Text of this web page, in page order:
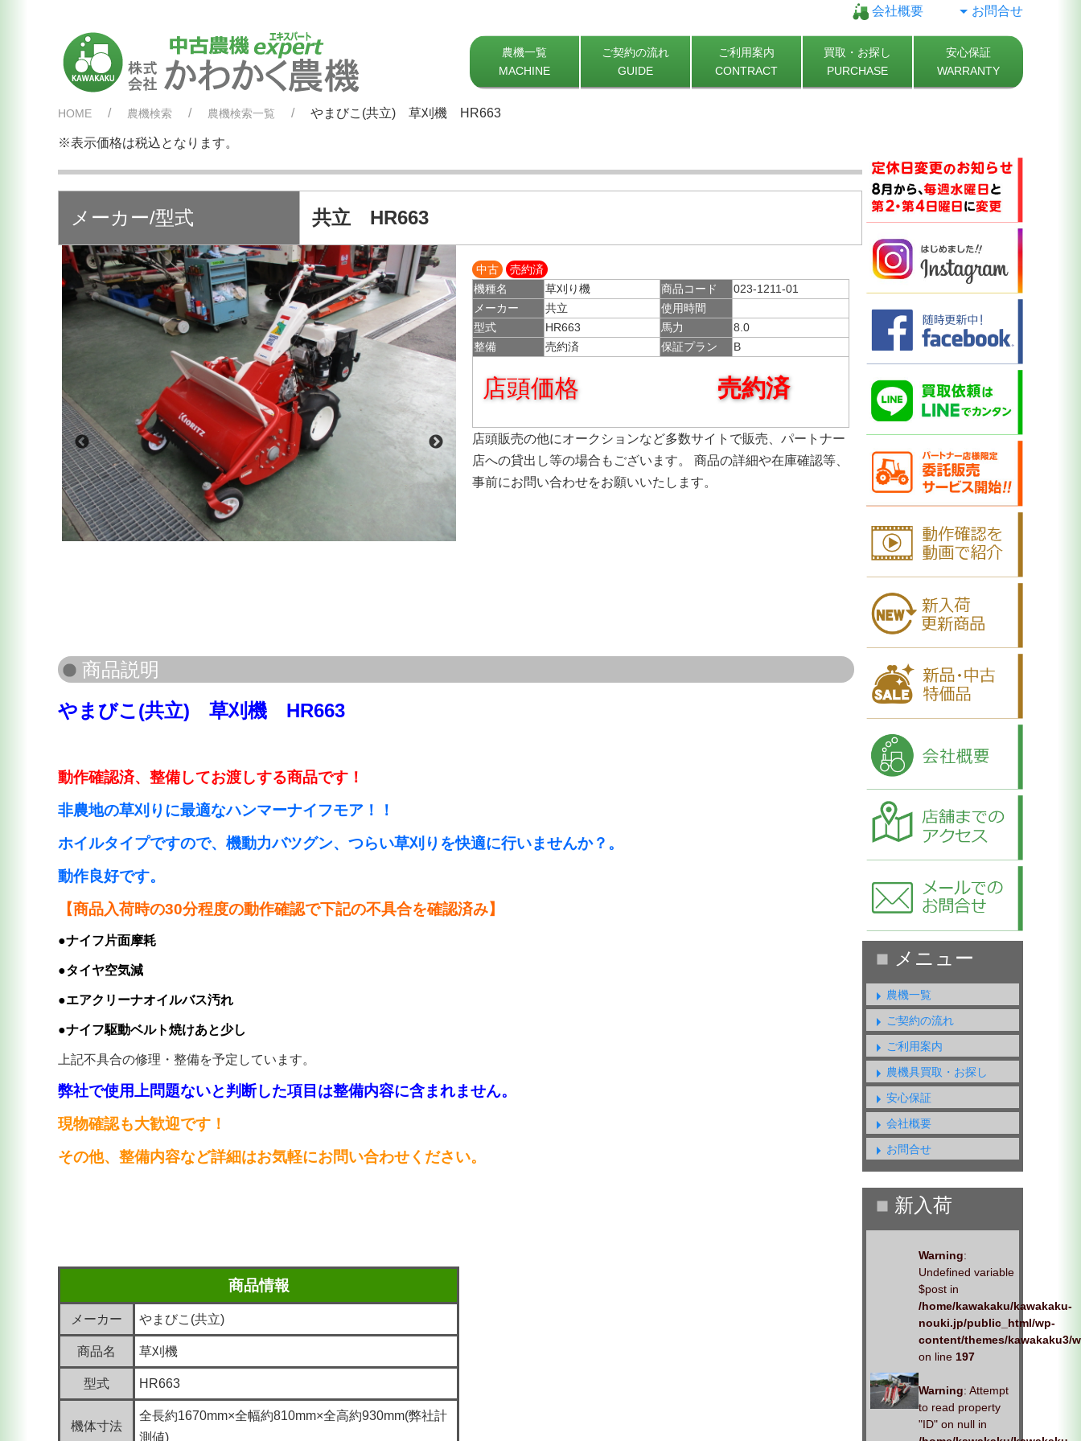
会社概要 お問合せ
農機一覧
MACHINE
ご契約の流れ
GUIDE
ご利用案内
CONTRACT
買取・お探し
PURCHASE
安心保証
WARRANTY
HOME 農機検索 農機検索一覧 やまびこ(共立) 草刈機 HR663
※表示価格は税込となります。
メーカー/型式 共立 HR663
中古
売約済
機種名
草刈り機 商品コード
023-1211-01
メーカー
共立
使用時間
型式
HR663 馬力
8.0
整備
売約済 保証プラン B
店頭価格 売約済
店頭販売の他にオークションなど多数サイトで販売、パートナー
店への貸出し等の場合もございます。 商品の詳細や在庫確認等、
事前にお問い合わせをお願いいたします。
やまびこ(共立) 草刈機 HR663
動作確認済、整備してお渡しする商品です！
非農地の草刈りに最適なハンマーナイフモア！！
ホイルタイプですので、機動力バツグン、つらい草刈りを快適に行いませんか？。
動作良好です。
【商品入荷時の30分程度の動作確認で下記の不具合を確認済み】
●ナイフ片面摩耗
●タイヤ空気減
●エアクリーナオイルバス汚れ
●ナイフ駆動ベルト焼けあと少し
上記不具合の修理・整備を予定しています。
弊社で使用上問題ないと判断した項目は整備内容に含まれません。
現物確認も大歓迎です！
その他、整備内容など詳細はお気軽にお問い合わせください。
商品情報
メーカー やまびこ(共立)
商品名 草刈機
型式 HR663
機体寸法
全長約1670mm×全幅約810mm×全高約930mm(弊社計
測値)
農機一覧
ご契約の流れ
ご利用案内
農機具買取・お探し
安心保証
会社概要
お問合せ
Warning:
Undefined variable
$post in
/home/kawakaku/kawakaku-
nouki.jp/public_html/wp-
content/themes/kawakaku3/
on line 197
Warning: Attempt
to read property
"ID" on null in